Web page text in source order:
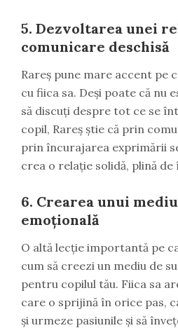
5. Dezvoltarea unei
comunicare deschisă
Rareș pune mare accent pe
cu fiica sa. Deși poate că nu
să discuți despre tot ce se
copil, Rareș știe că prin
prin încurajarea exprimării
crea o relație solidă, plină
6. Crearea unui
emoțională
O altă lecție importantă pe
cum să creezi un mediu de
pentru copilul tău. Fiica sa
care o sprijină în orice pas,
și urmeze pasiunile și să